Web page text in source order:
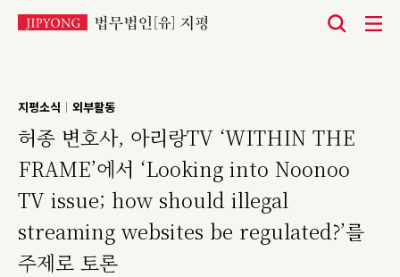
지평소식 | 외부활동
허종 변호사, 아리랑TV ‘WITHIN THE
FRAME’에서 ‘Looking into Noonoo
TV issue; how should illegal
streaming websites be regulated?’를
주제로 토론